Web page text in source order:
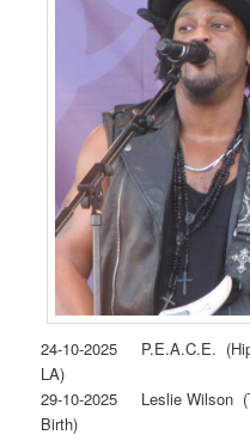
24-10-2025 P.E.A.C.E.
LA)
29-10-2025 Leslie Wilson
Birth)